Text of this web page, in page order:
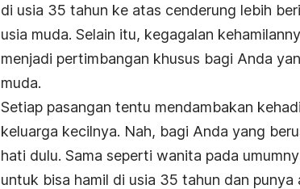
di usia 35 tahun ke atas cenderung lebih
usia muda. Selain itu, kegagalan
menjadi pertimbangan khusus bagi Anda
muda.
Setiap pasangan tentu mendambakan
keluarga kecilnya. Nah, bagi Anda yang
hati dulu. Sama seperti wanita pada
untuk bisa hamil di usia 35 tahun dan punya